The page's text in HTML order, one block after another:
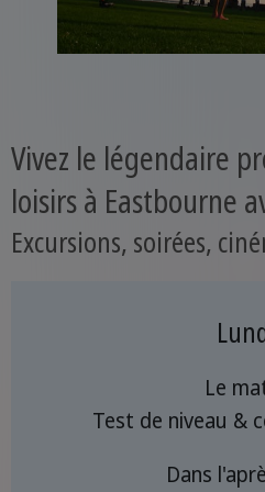
Vivez le légendaire
loisirs à Eastbourne
Excursions, soirées,
Le
Test de niveau &
Dans